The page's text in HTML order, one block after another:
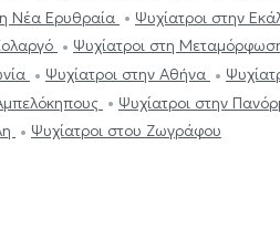
Νέα Ερυθραία
Ψυχίατροι στην
Ψυχίατροι στη
Ψυχίατροι στην Αθήνα
Ψυχίατροι στην
Ψυχίατροι στου Ζωγράφου